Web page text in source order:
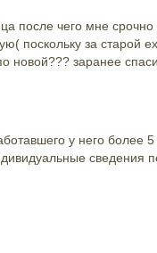
после чего мне
поскольку за старой
новой??? заранее
у него более
сведения